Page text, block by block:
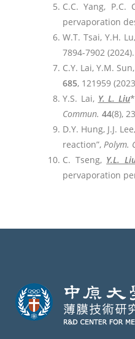
C.C. Yang, P.C.
pervaporation
W.T. Tsai, Y.H. Lu,
7894-7902
C.Y. Lai, Y.M. Sun,
685, 121959
Y.S. Lai, Y. L. Liu
Commun. 44(8),
D.Y. Hung, J.J. Lee,
reaction”, Polym.
C. Tseng, Y.L.
pervaporation